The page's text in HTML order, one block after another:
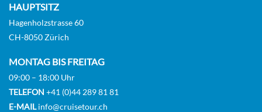
HAUPTSITZ
Hagenholzstrasse 60
CH-8050 Zürich
MONTAG BIS FREITAG
09:00 – 18:00 Uhr
TELEFON +41 (0)44 289 81 81
E-MAILinfo@cruisetour.ch